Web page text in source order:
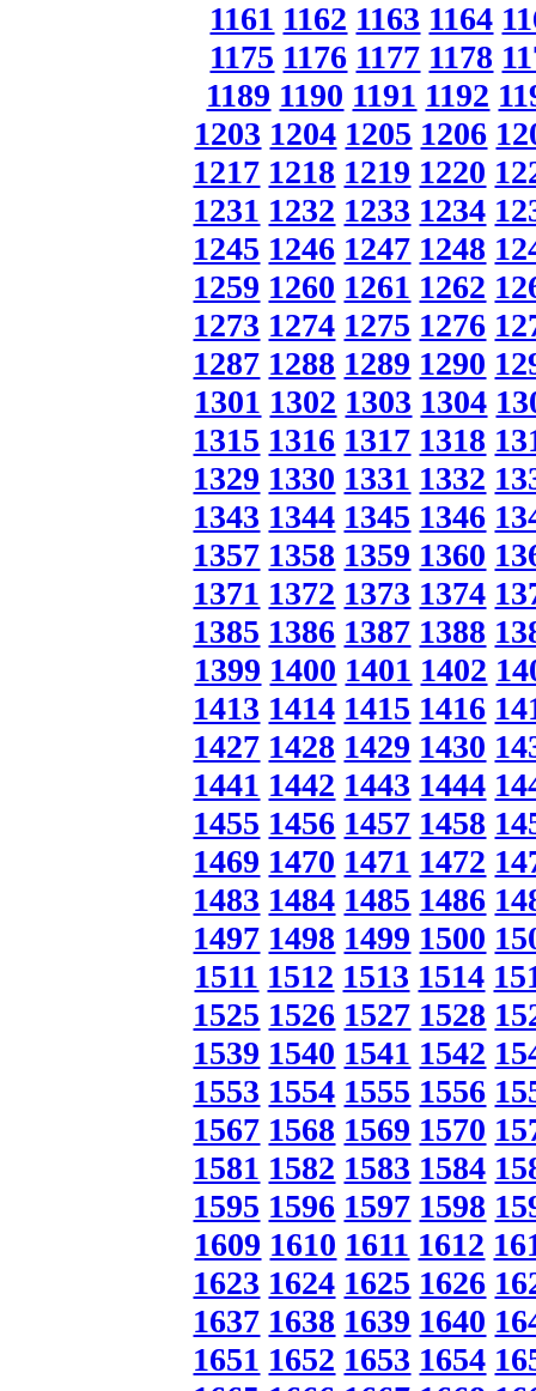
1161 1162 1163 1164
1175 1176 1177 1178
1189 1190 1191 1192
1203 1204 1205 1206
1217 1218 1219 1220
1231 1232 1233 1234
1245 1246 1247 1248
1259 1260 1261 1262
1273 1274 1275 1276
1287 1288 1289 1290
1301 1302 1303 1304
1315 1316 1317 1318
1329 1330 1331 1332
1343 1344 1345 1346
1357 1358 1359 1360
1371 1372 1373 1374
1385 1386 1387 1388
1399 1400 1401 1402
1413 1414 1415 1416
1427 1428 1429 1430
1441 1442 1443 1444
1455 1456 1457 1458
1469 1470 1471 1472
1483 1484 1485 1486
1497 1498 1499 1500
1511 1512 1513 1514
1525 1526 1527 1528
1539 1540 1541 1542
1553 1554 1555 1556
1567 1568 1569 1570
1581 1582 1583 1584
1595 1596 1597 1598
1609 1610 1611 1612
1623 1624 1625 1626
1637 1638 1639 1640
1651 1652 1653 1654